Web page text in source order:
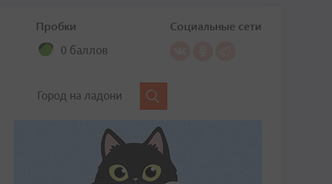
Пробки
0 баллов
Социальные сети
Город на ладони